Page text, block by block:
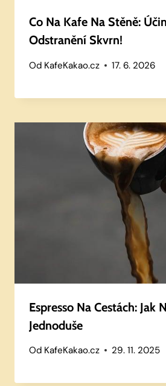
Co Na Kafe Na Stěně:
Odstranění Skvrn!
Od KafeKakao.cz 17. 6. 2026
Espresso Na Cestách: Jak
Jednoduše
Od KafeKakao.cz 29. 11. 2025